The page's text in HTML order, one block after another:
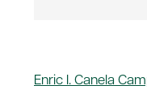
Enric I. Canela